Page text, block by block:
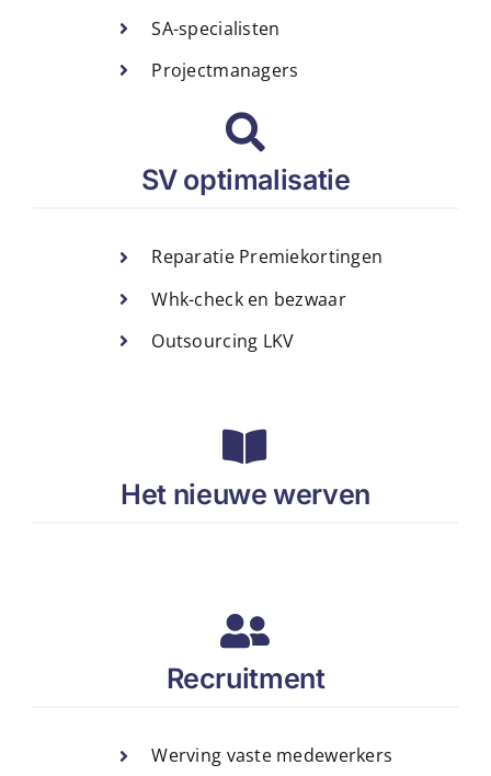
SA-specialisten
Projectmanagers
SV optimalisatie
Reparatie Premiekortingen
Whk-check en bezwaar
Outsourcing LKV
Het nieuwe werven
Recruitment
Werving vaste medewerkers